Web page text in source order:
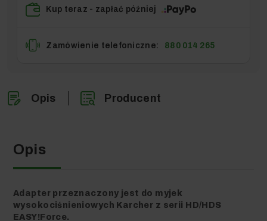
Kup teraz - zapłać później
Zamówienie telefoniczne: 880 014 265
Opis Producent
Opis
Adapter przeznaczony jest do myjek
wysokociśnieniowych Karcher z serii HD/HDS
EASY!Force.